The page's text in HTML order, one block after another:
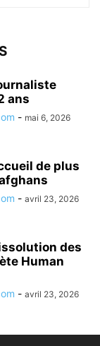
ans
- mai 6, 2026
de plus
- avril 23, 2026
des
Human
- avril 23, 2026